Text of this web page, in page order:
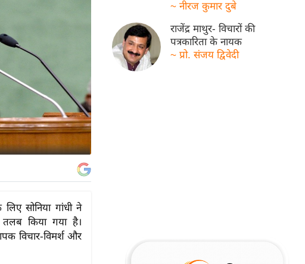
सोनिया गांधी ने
तलब किया गया है।
विचार-विमर्श और
~ नीरज कुमार दुबे
राजेंद्र माथुर- विचारों की
पत्रकारिता के नायक
~ प्रो. संजय द्विवेदी